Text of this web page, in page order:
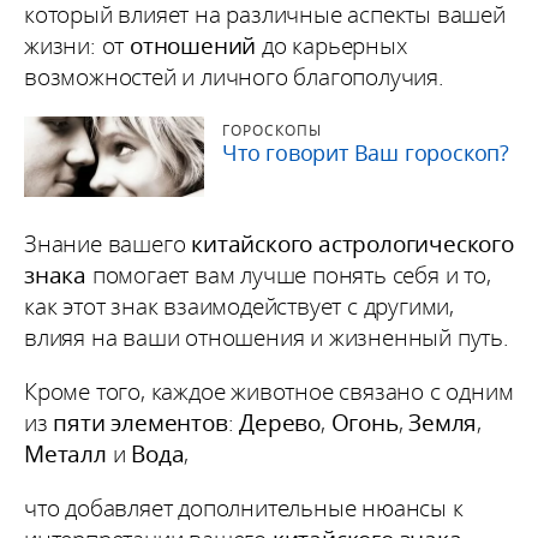
который влияет на различные аспекты вашей
жизни: ототношений до карьерных
возможностей и личного благополучия.
ГОРОСКОПЫ
Что говорит Ваш гороскоп?
Знание вашего китайского астрологического
знака помогает вам лучше понять себя и то,
как этот знак взаимодействует с другими,
влияя на ваши отношения и жизненный путь.
Кроме того, каждое животное связано с одним
из пяти элементов:Дерево, Огонь,Земля,
Металл и Вода,
что добавляет дополнительные нюансы к